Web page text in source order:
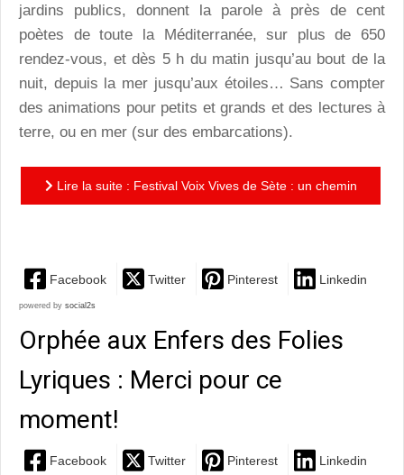
jardins publics, donnent la parole à près de cent
poètes de toute la Méditerranée, sur plus de 650
rendez-vous, et dès 5 h du matin jusqu’au bout de la
nuit, depuis la mer jusqu’aux étoiles… Sans compter
des animations pour petits et grands et des lectures à
terre, ou en mer (sur des embarcations).
Lire la suite : Festival Voix Vives de Sète : un chemin
Facebook Twitter Pinterest Linkedin
powered by social2s
Orphée aux Enfers des Folies
Lyriques : Merci pour ce
moment!
Facebook Twitter Pinterest Linkedin